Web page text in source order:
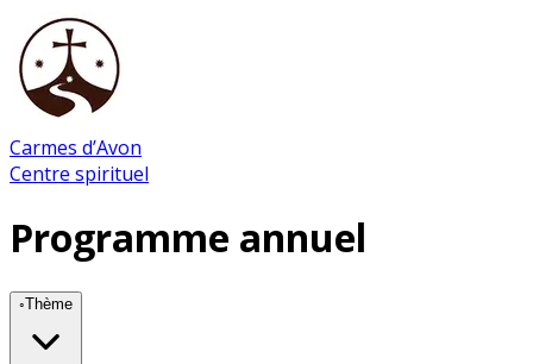
Carmes d’Avon
Centre spirituel
Programme annuel
◦Thème